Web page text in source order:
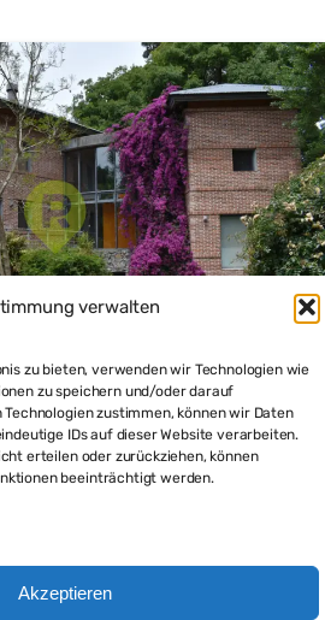
verwalten
zu bieten, verwenden wir Technologien wie
zu speichern und/oder darauf
Technologien zustimmen, können wir Daten
IDs auf dieser Website verarbeiten.
erteilen oder zurückziehen, können
beeinträchtigt werden.
Akzeptieren
Este – grosser Garten, 4